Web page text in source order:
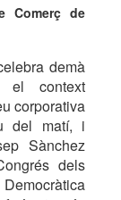
Comerç de
demà
el context
corporativa
del matí, i
Sànchez
dels